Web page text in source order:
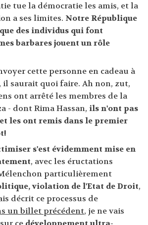
tue la démocratie les amis, et la
a ses limites. Notre République
des individus qui font
barbares jouent un rôle
cette personne en cadeau à
il saurait quoi faire. Ah non, zut,
ont arrêté les membres de la
- dont Rima Hassan, ils n'ont pas
les ont remis dans le premier
s'est évidemment mise en
, avec les éructations
particulièrement
violation de l'Etat de Droit,
décrit ce processus de
un billet précédent, je ne vais